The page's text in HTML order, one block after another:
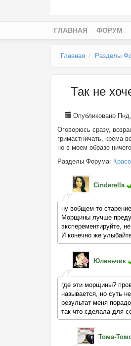
ГЛАВНАЯ ФОРУМ
Главная Разделы
Так не
Опубликовано
Оговорюсь сразу,
гримастничать, крема
но в моем образе
Разделы Форума:
Cinderella
ну вобщем-то
Морщины лучше
эксперементируйте,
И конечно же
Юленьчик
где эти морщины?
называется, но суть
результат меня
так что сделала для
Тома-